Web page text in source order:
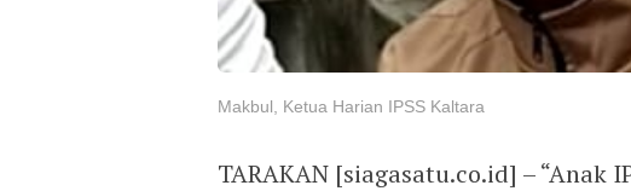
Makbul, Ketua Harian IPSS Kaltara
TARAKAN [siagasatu.co.id] – “Anak